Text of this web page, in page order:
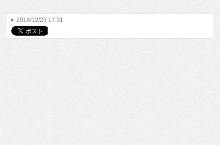
2018/12/25 17:31